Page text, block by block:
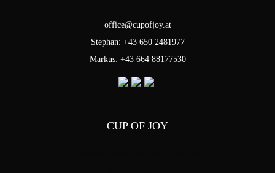
office@cupofjoy.at
Stephan: +43 650 2481977
Markus: +43 664 88177530
CUP OF JOY